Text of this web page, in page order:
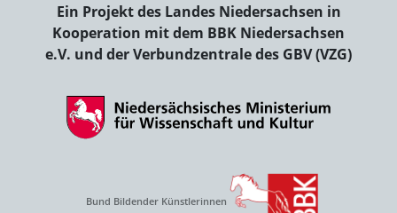
Ein Projekt des Landes Niedersachsen in
Kooperation mit dem BBK Niedersachsen
e.V. und der Verbundzentrale des GBV (VZG)
Bund Bildender Künstlerinnen